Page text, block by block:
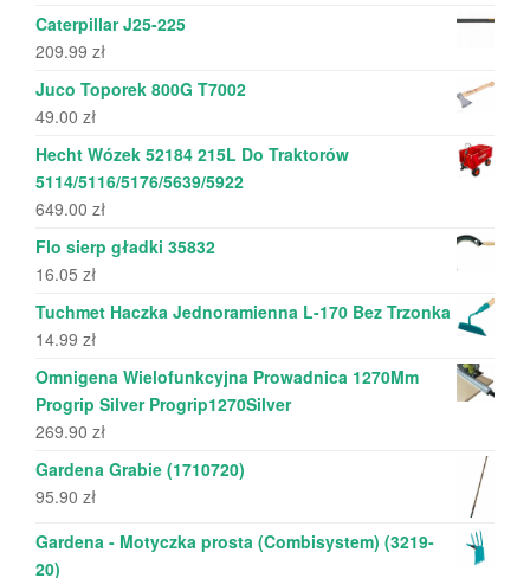
Caterpillar J25-225
209.99 zł
Juco Toporek 800G T7002
49.00 zł
Hecht Wózek 52184 215L Do Traktorów
5114/5116/5176/5639/5922
649.00 zł
Flo sierp gładki 35832
16.05 zł
Tuchmet Haczka Jednoramienna L-170 Bez Trzonka
14.99 zł
Omnigena Wielofunkcyjna Prowadnica 1270Mm
Progrip Silver Progrip1270Silver
269.90 zł
Gardena Grabie (1710720)
95.90 zł
Gardena - Motyczka prosta (Combisystem) (3219-
20)